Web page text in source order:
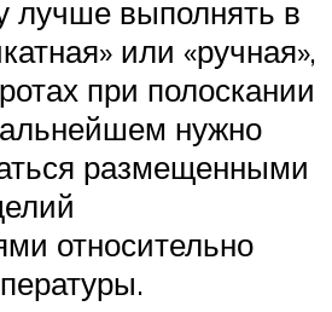
лучше выполнять в
или «ручная»,
при полоскании
нужно
размещенными
относительно